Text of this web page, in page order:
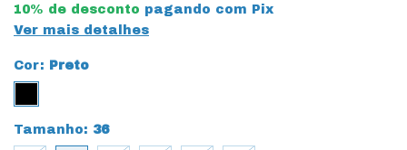
10% de desconto pagando com Pix
Ver mais detalhes
Cor: Preto
Tamanho: 36